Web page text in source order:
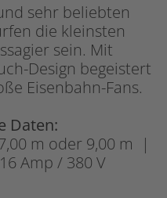
sehr beliebten
die kleinsten
sein. Mit
Design begeistert
Eisenbahn-Fans.
Daten:
m oder 9,00 m |
Amp / 380 V